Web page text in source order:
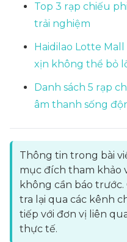
Top 3 rạp chiếu
trải nghiệm
Haidilao Lotte Mall
xịn không thể bỏ
Danh sách 5 rạp
âm thanh sống
Thông tin trong bài
mục đích tham khảo
không cần báo
tra lại qua các kênh
tiếp với đơn vị liên
thực tế.